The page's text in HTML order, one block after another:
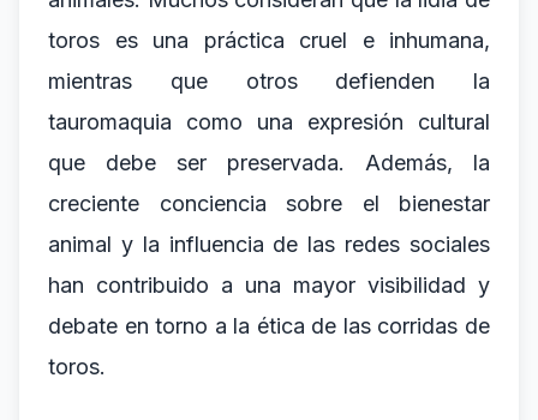
toros es una práctica cruel e inhumana,
mientras que otros defienden la
tauromaquia como una expresión cultural
que debe ser preservada. Además, la
creciente conciencia sobre el bienestar
animal y la influencia de las redes sociales
han contribuido a una mayor visibilidad y
debate en torno a la ética de las corridas de
toros.